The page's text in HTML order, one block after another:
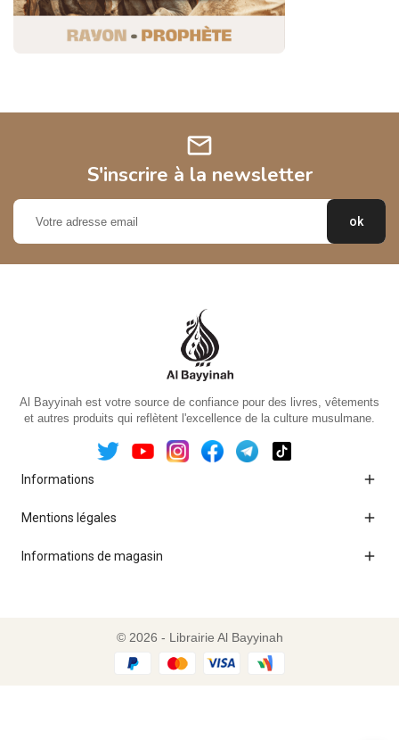
mail
S'inscrire à la newsletter
Al Bayyinah est votre source de confiance pour des livres, vêtements
et autres produits qui reflètent l'excellence de la culture musulmane.
Informations 
Mentions légales 
Informations de magasin 
© 2026 - Librairie Al Bayyinah